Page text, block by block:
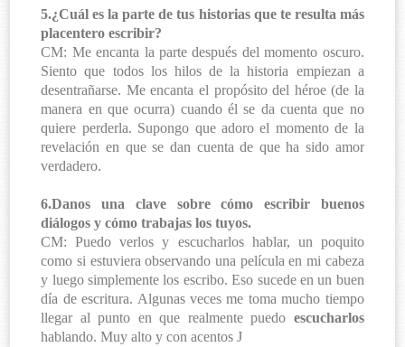
5.¿Cuál es la parte de tus historias que te resulta más
placentero escribir?
CM: Me encanta la parte después del momento oscuro.
Siento que todos los hilos de la historia empiezan a
desentrañarse. Me encanta el propósito del héroe (de la
manera en que ocurra) cuando él se da cuenta que no
quiere perderla. Supongo que adoro el momento de la
revelación en que se dan cuenta de que ha sido amor
verdadero.
6.Danos una clave sobre cómo escribir buenos
diálogos y cómo trabajas los tuyos.
CM: Puedo verlos y escucharlos hablar, un poquito
como si estuviera observando una película en mi cabeza
y luego simplemente los escribo. Eso sucede en un buen
día de escritura. Algunas veces me toma mucho tiempo
llegar al punto en que realmente puedo escucharlos
hablando. Muy alto y con acentosJ